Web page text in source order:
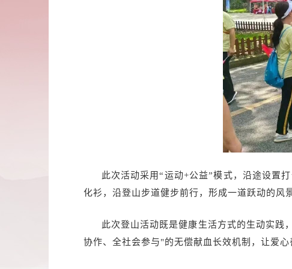
此次活动采用“运动+公益”模式，沿途设置
化衫，沿登山步道健步前行，形成一道跃动的风
此次登山活动既是健康生活方式的生动实践
协作、全社会参与"的无偿献血长效机制，让爱心